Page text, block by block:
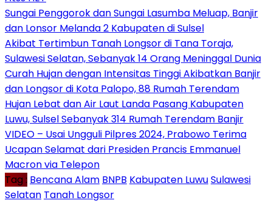
Sungai Penggorok dan Sungai Lasumba Meluap, Banjir
dan Lonsor Melanda 2 Kabupaten di Sulsel
Akibat Tertimbun Tanah Longsor di Tana Toraja,
Sulawesi Selatan, Sebanyak 14 Orang Meninggal Dunia
Curah Hujan dengan Intensitas Tinggi Akibatkan Banjir
dan Longsor di Kota Palopo, 88 Rumah Terendam
Hujan Lebat dan Air Laut Landa Pasang Kabupaten
Luwu, Sulsel Sebanyak 314 Rumah Terendam Banjir
VIDEO – Usai Ungguli Pilpres 2024, Prabowo Terima
Ucapan Selamat dari Presiden Prancis Emmanuel
Macron via Telepon
Tag : Bencana Alam BNPB Kabupaten LuwuSulawesi
Selatan Tanah Longsor